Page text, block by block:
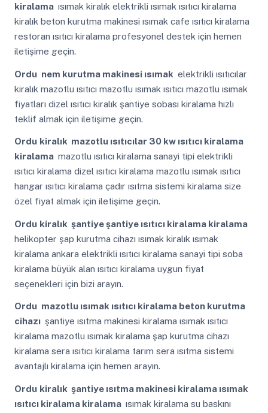
kiralama ısımak kiralık elektrikli ısımak ısıtıcı kiralama
kiralık beton kurutma makinesi ısımak cafe ısıtıcı kiralama
restoran ısıtıcı kiralama profesyonel destek için hemen
iletişime geçin.
Ordu nem kurutma makinesi ısımak elektrikli ısıtıcılar
kiralık mazotlu ısıtıcı mazotlu ısımak ısıtıcı mazotlu ısımak
fiyatları dizel ısıtıcı kiralık şantiye sobası kiralama hızlı
teklif almak için iletişime geçin.
Ordu kiralık mazotlu ısıtıcılar 30 kw ısıtıcı kiralama
kiralama mazotlu ısıtıcı kiralama sanayi tipi elektrikli
ısıtıcı kiralama dizel ısıtıcı kiralama mazotlu ısımak ısıtıcı
hangar ısıtıcı kiralama çadır ısıtma sistemi kiralama size
özel fiyat almak için iletişime geçin.
Ordu kiralık şantiye şantiye ısıtıcı kiralama kiralama
helikopter şap kurutma cihazı ısımak kiralık ısımak
kiralama ankara elektrikli ısıtıcı kiralama sanayi tipi soba
kiralama büyük alan ısıtıcı kiralama uygun fiyat
seçenekleri için bizi arayın.
Ordu mazotlu ısımak ısıtıcı kiralama beton kurutma
cihazı şantiye ısıtma makinesi kiralama ısımak ısıtıcı
kiralama mazotlu ısımak kiralama şap kurutma cihazı
kiralama sera ısıtıcı kiralama tarım sera ısıtma sistemi
avantajlı kiralama için hemen arayın.
Ordu kiralık şantiye ısıtma makinesi kiralama ısımak
ısıtıcı kiralama kiralama ısımak kiralama su baskını